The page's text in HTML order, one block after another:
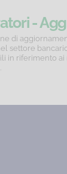
-
di
settore
in riferimento ai